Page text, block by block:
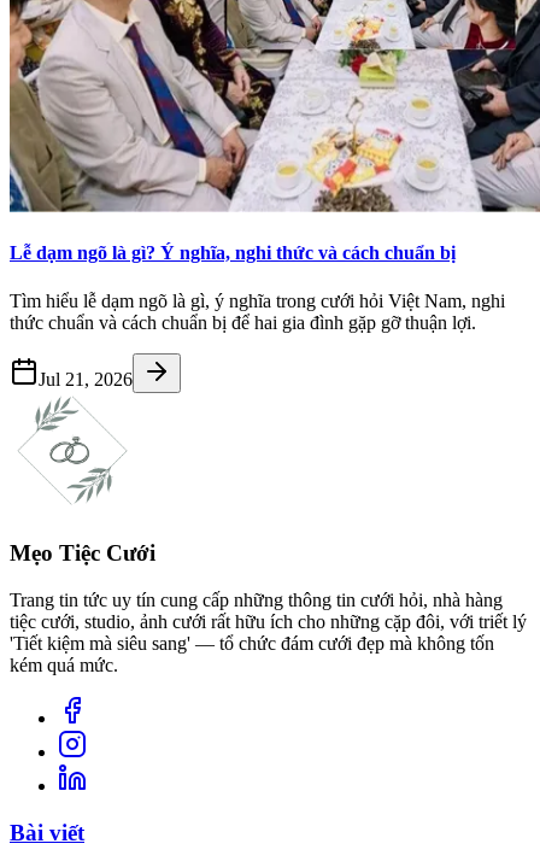
Lễ dạm ngõ là gì? Ý nghĩa, nghi thức và cách chuẩn bị
Tìm hiểu lễ dạm ngõ là gì, ý nghĩa trong cưới hỏi Việt Nam, nghi
thức chuẩn và cách chuẩn bị để hai gia đình gặp gỡ thuận lợi.
Jul 21, 2026
Mẹo Tiệc Cưới
Trang tin tức uy tín cung cấp những thông tin cưới hỏi, nhà hàng
tiệc cưới, studio, ảnh cưới rất hữu ích cho những cặp đôi, với triết lý
'Tiết kiệm mà siêu sang' — tổ chức đám cưới đẹp mà không tốn
kém quá mức.
Bài viết